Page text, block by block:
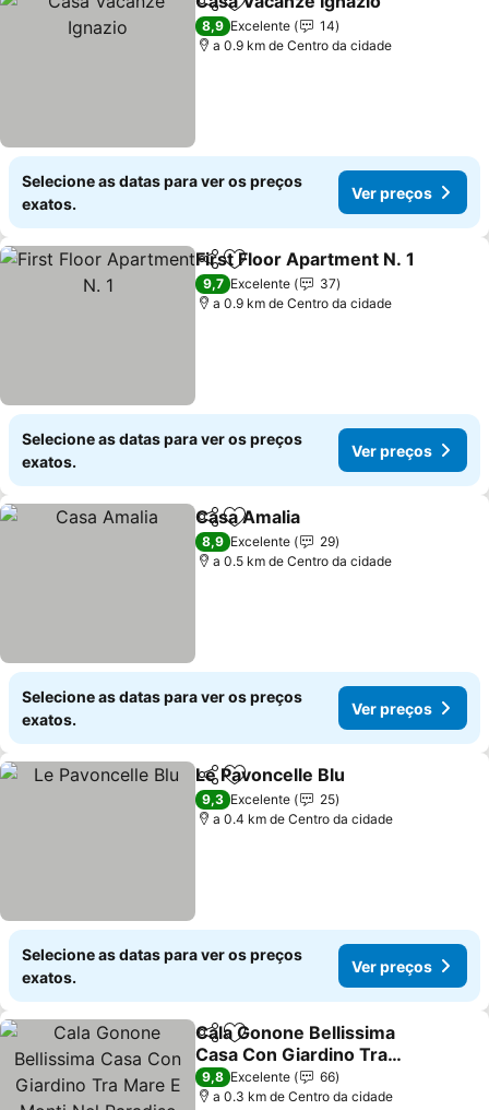
PartilharAdicionar aos favoritos
8,9 Excelente
14
a 0.9 km de Centro da cidade
Selecione as datas para ver os preços
exatos.
Ver preços
PartilharAdicionar aos favoritos
First Floor Apartment N. 1
9,7 Excelente
37
a 0.9 km de Centro da cidade
Selecione as datas para ver os preços
exatos.
Ver preços
PartilharAdicionar aos favoritos
Casa Amalia
8,9 Excelente
29
a 0.5 km de Centro da cidade
Selecione as datas para ver os preços
exatos.
Ver preços
PartilharAdicionar aos favoritos
Le Pavoncelle Blu
9,3 Excelente
25
a 0.4 km de Centro da cidade
Selecione as datas para ver os preços
exatos.
Ver preços
PartilharAdicionar aos favoritos
Cala Gonone Bellissima
Casa Con Giardino Tra
Mare E Monti Nel
Paradiso Della Sar
9,8 Excelente
66
a 0.3 km de Centro da cidade